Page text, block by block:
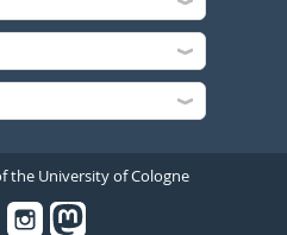
the University of Cologne